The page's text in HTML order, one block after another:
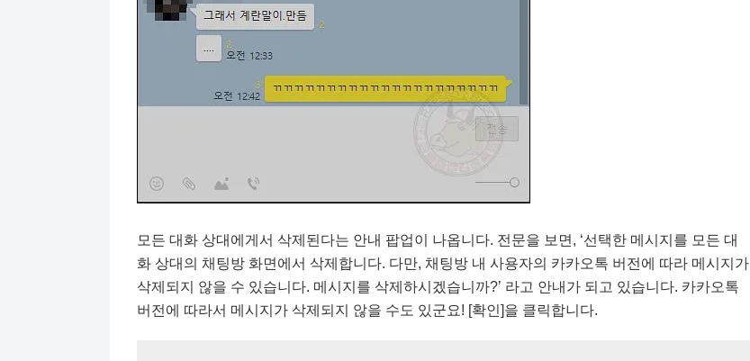
모든 대화 상대에게서 삭제된다는 안내 팝업이 나옵니다. 전문을 보면, ‘선택한 메시지를 모든 대
화 상대의 채팅방 화면에서 삭제합니다. 다만, 채팅방 내 사용자의 카카오톡 버전에 따라 메시지가
삭제되지 않을 수 있습니다. 메시지를 삭제하시겠습니까?’ 라고 안내가 되고 있습니다. 카카오톡
버전에 따라서 메시지가 삭제되지 않을 수도 있군요! [확인]을 클릭합니다.